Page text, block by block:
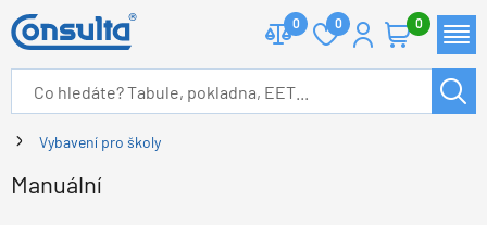
0 0 0
Vybavení pro školy
Manuální